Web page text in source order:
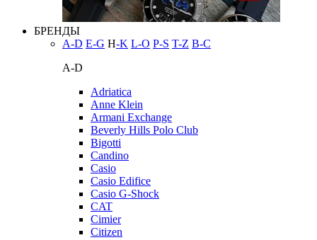
БРЕНДЫ
A-D E-G H-K L-O P-S T-Z В-С
A-D
Adriatica
Anne Klein
Armani Exchange
Beverly Hills Polo Club
Bigotti
Candino
Casio
Casio Edifice
Casio G-Shock
CAT
Cimier
Citizen